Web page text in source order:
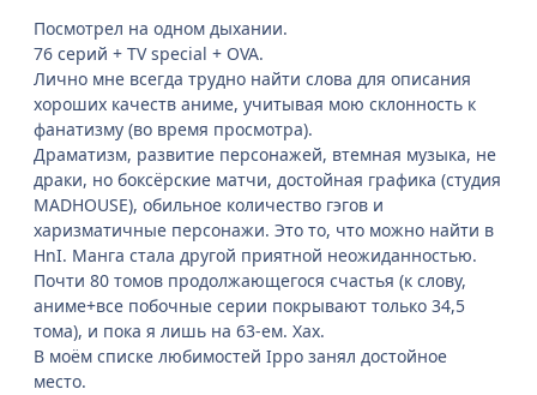
Посмотрел на одном дыхании.
76 серий + TV special + OVA.
Лично мне всегда трудно найти слова для описания
хороших качеств аниме, учитывая мою склонность к
фанатизму (во время просмотра).
Драматизм, развитие персонажей, втемная музыка, не
драки, но боксёрские матчи, достойная графика (студия
MADHOUSE), обильное количество гэгов и
харизматичные персонажи. Это то, что можно найти в
HnI. Манга стала другой приятной неожиданностью.
Почти 80 томов продолжающегося счастья (к слову,
аниме+все побочные серии покрывают только 34,5
тома), и пока я лишь на 63-ем. Хах.
В моём списке любимостей Ippo занял достойное
место.